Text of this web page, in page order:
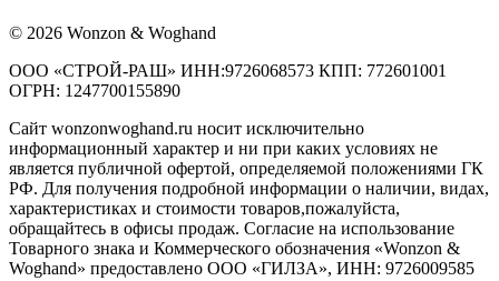
© 2026 Wonzon & Woghand
ООО «СТРОЙ-РАШ» ИНН:9726068573 КПП: 772601001
ОГРН: 1247700155890
Сайт wonzonwoghand.ru носит исключительно
информационный характер и ни при каких условиях не
является публичной офертой, определяемой положениями ГК
РФ. Для получения подробной информации о наличии, видах,
характеристиках и стоимости товаров,пожалуйста,
обращайтесь в офисы продаж. Согласие на использование
Товарного знака и Коммерческого обозначения «Wonzon &
Woghand» предоставлено OOO «ГИЛЗА», ИНН: 9726009585